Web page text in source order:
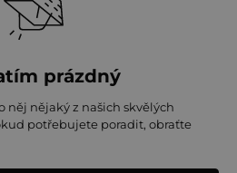
prázdný
něj nějaký z našich skvělých
potřebujete poradit, obraťte